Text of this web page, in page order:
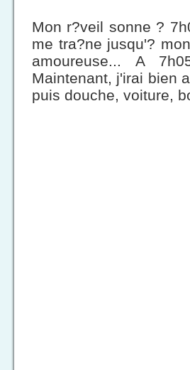
Mon r?veil sonne ?
me tra?ne jusqu'?
amoureuse... A
Maintenant, j'irai bien
puis douche, voiture,